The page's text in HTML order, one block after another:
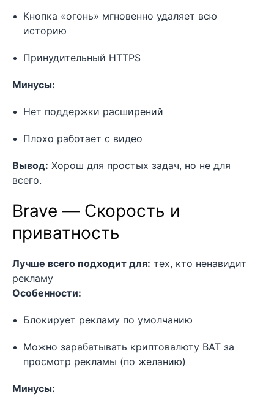
Кнопка «огонь» мгновенно удаляет всю
историю
Принудительный HTTPS
Минусы:
Нет поддержки расширений
Плохо работает с видео
Вывод: Хорош для простых задач, но не для
всего.
Brave — Скорость и
приватность
Лучше всего подходит для: тех, кто ненавидит
рекламу
Особенности:
Блокирует рекламу по умолчанию
Можно зарабатывать криптовалюту BAT за
просмотр рекламы (по желанию)
Минусы: